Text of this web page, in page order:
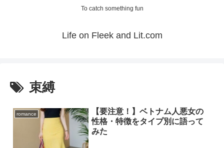
To catch something fun
Life on Fleek and Lit.com
束縛
romance
【要注意！】ベトナム人悪女の
性格・特徴をタイプ別に語って
みた